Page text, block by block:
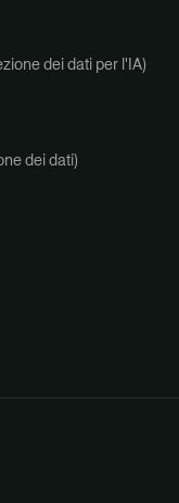
dei dati per l'IA)
dei dati)